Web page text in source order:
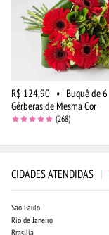
R$ 124,90 • Buquê de 6
Gérberas de Mesma Cor
(268)
CIDADES ATENDIDAS |
São Paulo
Rio de Janeiro
Brasília